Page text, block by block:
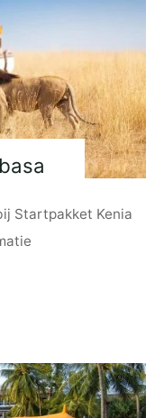
Startpakket Kenia